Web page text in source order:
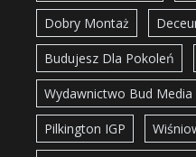
Dobry Montaż
Budujesz Dla Pokoleń
Wydawnictwo Bud Media
Pilkington IGP